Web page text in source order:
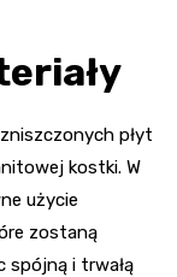
płyt
kostki. W
użycie
zostaną
spójną i trwałą